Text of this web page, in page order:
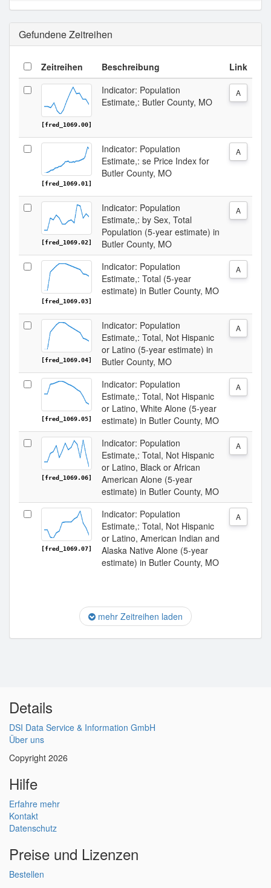
Gefundene Zeitreihen
Zeitreihen Beschreibung Link
[fred_1069.00]
Indicator: Population
Estimate,: Butler County, MO
A
[fred_1069.01]
Indicator: Population
Estimate,: se Price Index for
Butler County, MO
A
[fred_1069.02]
Indicator: Population
Estimate,: by Sex, Total
Population (5-year estimate) in
Butler County, MO
A
[fred_1069.03]
Indicator: Population
Estimate,: Total (5-year
estimate) in Butler County, MO
A
[fred_1069.04]
Indicator: Population
Estimate,: Total, Not Hispanic
or Latino (5-year estimate) in
Butler County, MO
A
[fred_1069.05]
Indicator: Population
Estimate,: Total, Not Hispanic
or Latino, White Alone (5-year
estimate) in Butler County, MO
A
[fred_1069.06]
Indicator: Population
Estimate,: Total, Not Hispanic
or Latino, Black or African
American Alone (5-year
estimate) in Butler County, MO
A
[fred_1069.07]
Indicator: Population
Estimate,: Total, Not Hispanic
or Latino, American Indian and
Alaska Native Alone (5-year
estimate) in Butler County, MO
A
mehr Zeitreihen laden
Details
DSI Data Service & Information GmbH
Über uns
Copyright 2026
Hilfe
Erfahre mehr
Kontakt
Datenschutz
Preise und Lizenzen
Bestellen